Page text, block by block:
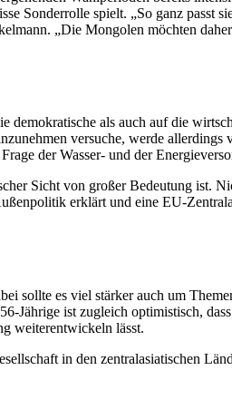
Sonderrolle spielt. „So ganz passt
„Die Mongolen möchten
demokratische als auch auf die
versuche, werde allerdings
der Wasser- und der
Sicht von großer Bedeutung ist.
erklärt und eine EU-
sollte es viel stärker auch um
Jährige ist zugleich optimistisch,
weiterentwickeln lässt.
in den zentralasiatischen